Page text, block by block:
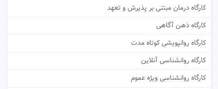
کارگاه درمان مبتنی بر پذیرش و تعهد
کارگاه ذهن آگاهی
کارگاه روانپویشی کوتاه مدت
کارگاه روانشناسی آنلاین
کارگاه روانشناسی ویژه عموم